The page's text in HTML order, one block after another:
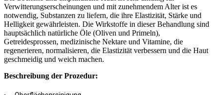
Verwitterungserscheinungen und mit zunehmendem Alter ist es
notwendig, Substanzen zu liefern, die ihre Elastizität, Stärke und
Helligkeit gewährleisten. Die Wirkstoffe in dieser Behandlung sind
hauptsächlich natürliche Öle (Oliven und Primeln),
Getreidesprossen, medizinische Nektare und Vitamine, die
regenerieren, normalisieren, die Elastizität verbessern und die Haut
geschmeidig und weich machen.
Beschreibung der Prozedur: